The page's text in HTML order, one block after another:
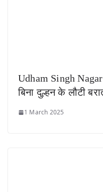
Udham Singh
बिना दुल्हन के लौटी
1 March 2025